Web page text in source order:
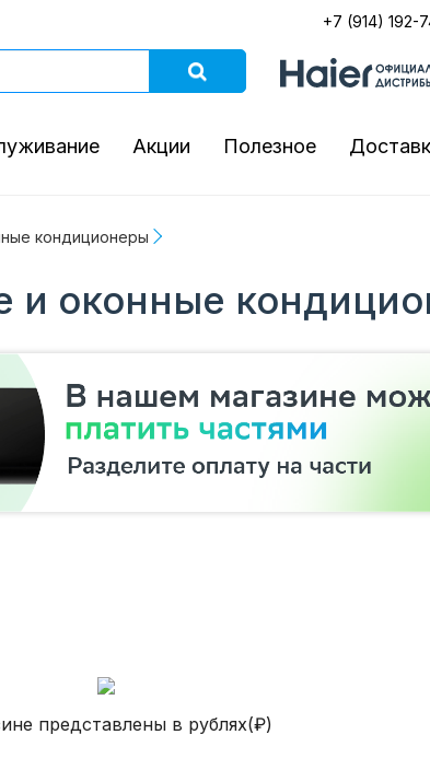
+7 (914) 192-
Акции Полезное
кондиционеры
и оконные
представлены в рублях(₽)